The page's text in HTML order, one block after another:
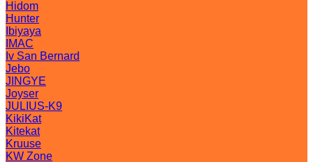
Hidom
Hunter
Ibiyaya
IMAC
Iv San Bernard
Jebo
JINGYE
Joyser
JULIUS-K9
KikiKat
Kitekat
Kruuse
KW Zone